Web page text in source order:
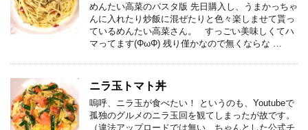
めんたい高菜のパスタ版 先日購入し、うまかっちゃ
んに入れたり炒飯に混ぜたりと色々楽しませて貰っ
ているめんたい高菜さん。 すっごい美味しくてハ
マってます(ΦωΦ) 残り僅かなので無くならな …
ニラ玉トマト丼
嗚呼、ニラ玉が食べたい！ というのも、Youtubeで
孤独のグルメのニラ玉回を観てしまったが故です。
（違法アップロードでは無い、ちゃんとした公式チ